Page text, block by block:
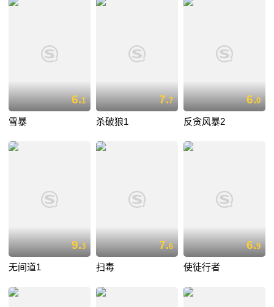
6.1
雪暴
7.7
杀破狼1
6.0
反贪风暴2
9.3
无间道1
7.6
扫毒
6.9
使徒行者